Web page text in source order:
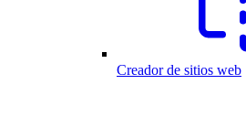
Creador de sitios web